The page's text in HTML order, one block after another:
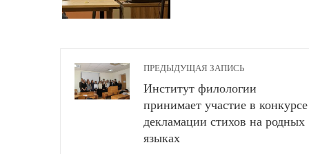
ПРЕДЫДУЩАЯ ЗАПИСЬ
Институт филологии
принимает участие в конкурсе
декламации стихов на родных
языках